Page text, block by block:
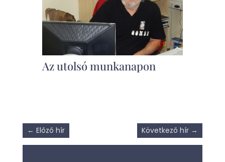
Az utolsó munkanapon
← Előző hír Következő hír →